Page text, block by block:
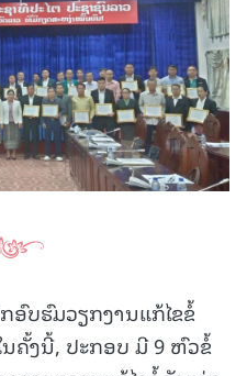
ອົບຮົມວຽກງານແກ້ໄຂຂໍ້
ຄັ້ງນີ້, ປະກອບ ມີ 9 ຫົວຂໍ້